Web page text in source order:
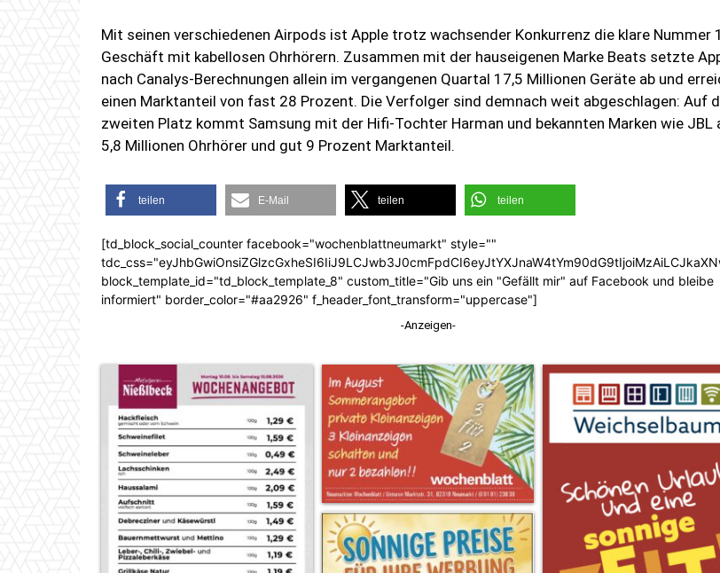
Mit seinen verschiedenen Airpods ist Apple trotz wachsender Konkurrenz die klare Nummer
Geschäft mit kabellosen Ohrhörern. Zusammen mit der hauseigenen Marke Beats setzte
nach Canalys-Berechnungen allein im vergangenen Quartal 17,5 Millionen Geräte ab und
einen Marktanteil von fast 28 Prozent. Die Verfolger sind demnach weit abgeschlagen: Auf
zweiten Platz kommt Samsung mit der Hifi-Tochter Harman und bekannten Marken wie JBL
5,8 Millionen Ohrhörer und gut 9 Prozent Marktanteil.
teilen E-Mail teilen teilen
[td_block_social_counter facebook="wochenblattneumarkt" style=""
block_template_id="td_block_template_8" custom_title="Gib uns ein "Gefällt mir" auf Facebook und bleibe
informiert" border_color="#aa2926" f_header_font_transform="uppercase"]
-Anzeigen-